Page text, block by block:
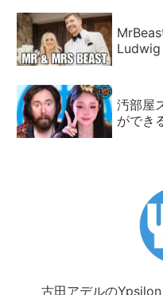
Ludwig
汚部屋
ができ
古田アデルの